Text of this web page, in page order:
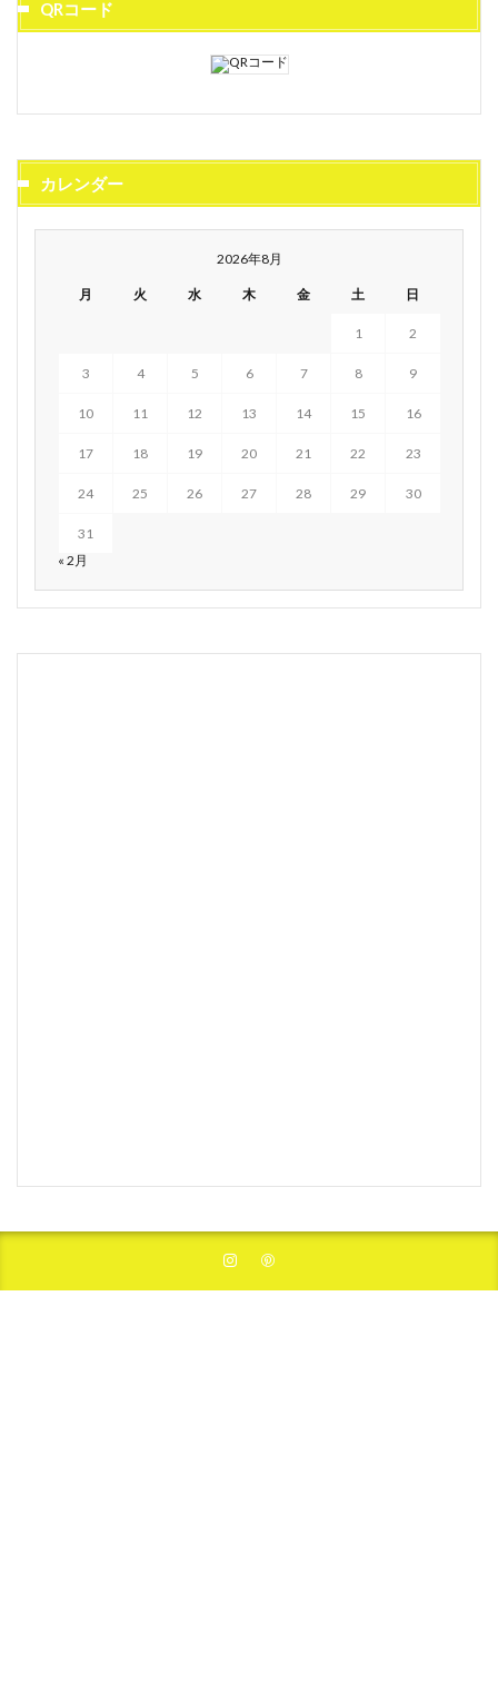
QRコード
カレンダー
2026年8月
月 火 水 木 金 土 日
1 2
3 4 5 6 7 8 9
10 11 12 13 14 15 16
17 18 19 20 21 22 23
24 25 26 27 28 29 30
31
« 2月